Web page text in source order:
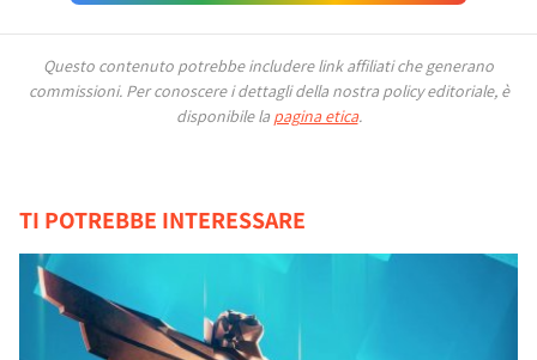
Questo contenuto potrebbe includere link affiliati che generano
commissioni. Per conoscere i dettagli della nostra policy editoriale, è
disponibile la pagina etica.
TI POTREBBE INTERESSARE